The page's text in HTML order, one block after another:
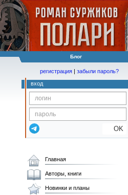
Блог
регистрация | забыли пароль?
вход
OK
Главная
Авторы, книги
Новинки и планы